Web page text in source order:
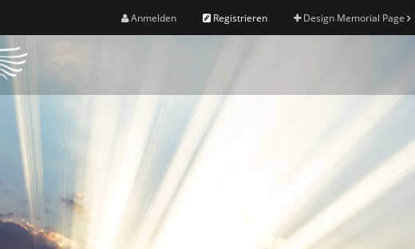
Anmelden Registrieren Design Memorial Page